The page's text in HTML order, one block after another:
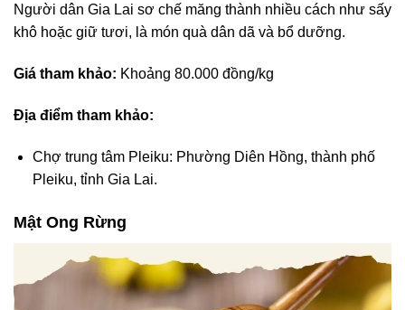
Người dân Gia Lai sơ chế măng thành nhiều cách như sấy
khô hoặc giữ tươi, là món quà dân dã và bổ dưỡng.
Giá tham khảo: Khoảng 80.000 đồng/kg
Địa điểm tham khảo:
Chợ trung tâm Pleiku: Phường Diên Hồng, thành phố
Pleiku, tỉnh Gia Lai.
Mật Ong Rừng